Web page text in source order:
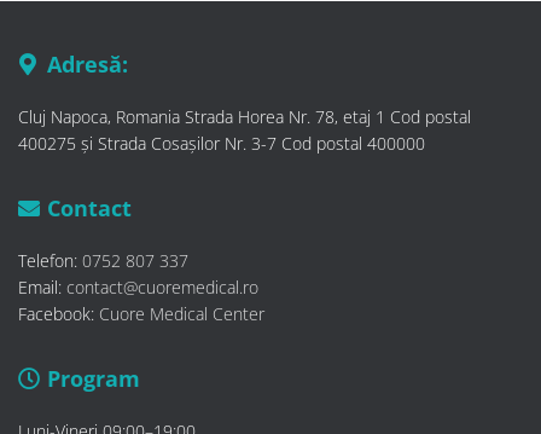
Adresă:
Cluj Napoca, Romania Strada Horea Nr. 78, etaj 1 Cod postal
400275 și Strada Cosașilor Nr. 3-7 Cod postal 400000
Contact
Telefon: 0752 807 337
Email: contact@cuoremedical.ro
Facebook: Cuore Medical Center
Program